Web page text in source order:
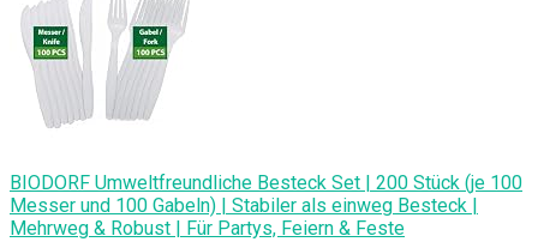
BIODORF Umweltfreundliche Besteck Set | 200 Stück (je 100
Messer und 100 Gabeln) | Stabiler als einweg Besteck |
Mehrweg & Robust | Für Partys, Feiern & Feste